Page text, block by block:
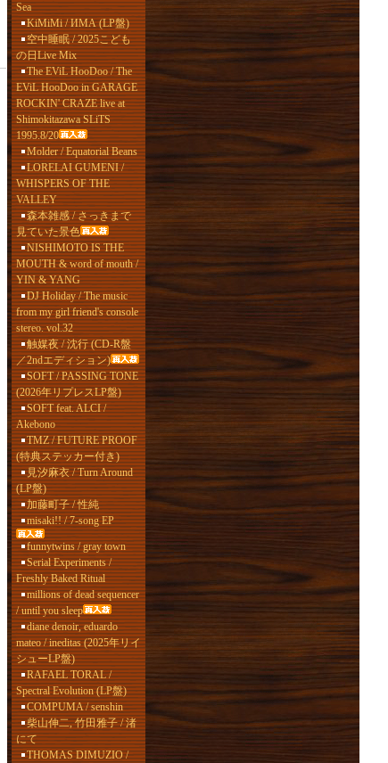
Sea
KiMiMi / ИМА (LP盤)
空中睡眠 / 2025こども
の日Live Mix
The EViL HooDoo / The
EViL HooDoo in GARAGE
ROCKIN' CRAZE live at
Shimokitazawa SLiTS
1995.8/20
Molder / Equatorial Beans
LORELAI GUMENI /
WHISPERS OF THE
VALLEY
森本雑感 / さっきまで
見ていた景色
NISHIMOTO IS THE
MOUTH & word of mouth /
YIN & YANG
DJ Holiday / The music
from my girl friend's console
stereo. vol.32
触媒夜 / 沈行 (CD-R盤
／2ndエディション)
SOFT / PASSING TONE
(2026年リプレスLP盤)
SOFT feat. ALCI /
Akebono
TMZ / FUTURE PROOF
(特典ステッカー付き)
見汐麻衣 / Turn Around
(LP盤)
加藤町子 / 性純
misaki!! / 7-song EP
funnytwins / gray town
Serial Experiments /
Freshly Baked Ritual
millions of dead sequencer
/ until you sleep
diane denoir, eduardo
mateo / ineditas (2025年リイ
シューLP盤)
RAFAEL TORAL /
Spectral Evolution (LP盤)
COMPUMA / senshin
柴山伸二, 竹田雅子 / 渚
にて
THOMAS DIMUZIO /